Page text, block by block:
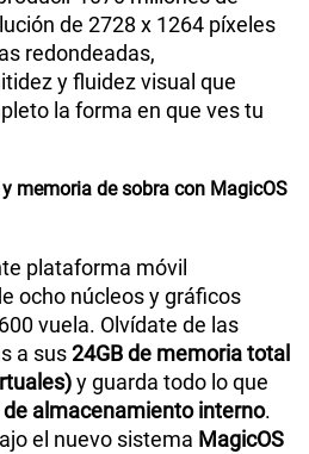
de 2728 x 1264 píxeles
redondeadas,
y fluidez visual que
la forma en que ves tu
memoria de sobra con MagicOS
plataforma móvil
ocho núcleos y gráficos
vuela. Olvídate de las
a sus24GB de memoria total
y guarda todo lo que
de almacenamiento interno.
el nuevo sistema MagicOS